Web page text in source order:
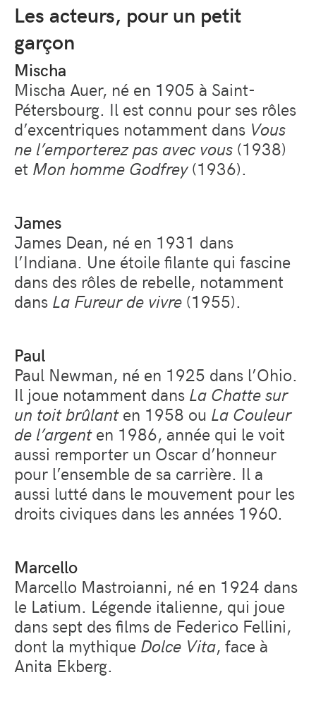
Les acteurs, pour un petit
garçon
Mischa
Mischa Auer, né en 1905 à Saint-
Pétersbourg. Il est connu pour ses rôles
d’excentriques notamment dans Vous
ne l’emporterez pas avec vous (1938)
et Mon homme Godfrey(1936).
James
James Dean, né en 1931 dans
l’Indiana. Une étoile filante qui fascine
dans des rôles de rebelle, notamment
dans La Fureur de vivre (1955).
Paul
Paul Newman, né en 1925 dans l’Ohio.
Il joue notamment dans La Chatte sur
un toit brûlanten 1958 ou La Couleur
de l’argenten 1986, année qui le voit
aussi remporter un Oscar d’honneur
pour l’ensemble de sa carrière. Il a
aussi lutté dans le mouvement pour les
droits civiques dans les années 1960.
Marcello
Marcello Mastroianni, né en 1924 dans
le Latium. Légende italienne, qui joue
dans sept des films de Federico Fellini,
dont la mythique Dolce Vita, face à
Anita Ekberg.